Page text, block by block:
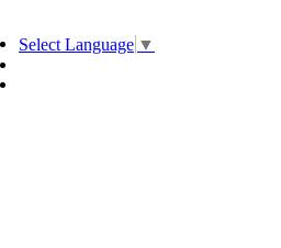
Select Language ▼